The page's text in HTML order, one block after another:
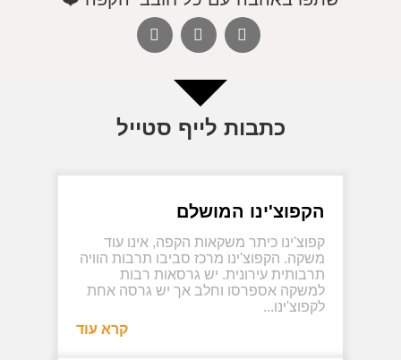
כתבות לייף סטייל
הקפוצ'ינו המושלם
קפוצ'ינו כיתר משקאות הקפה, אינו עוד
משקה. הקפוצ'ינו מרכז סביבו תרבות הוויה
תרבותית עירונית. יש גרסאות רבות
למשקה אספרסו וחלב אך יש גרסה אחת
לקפוצ'ינו...
קרא עוד